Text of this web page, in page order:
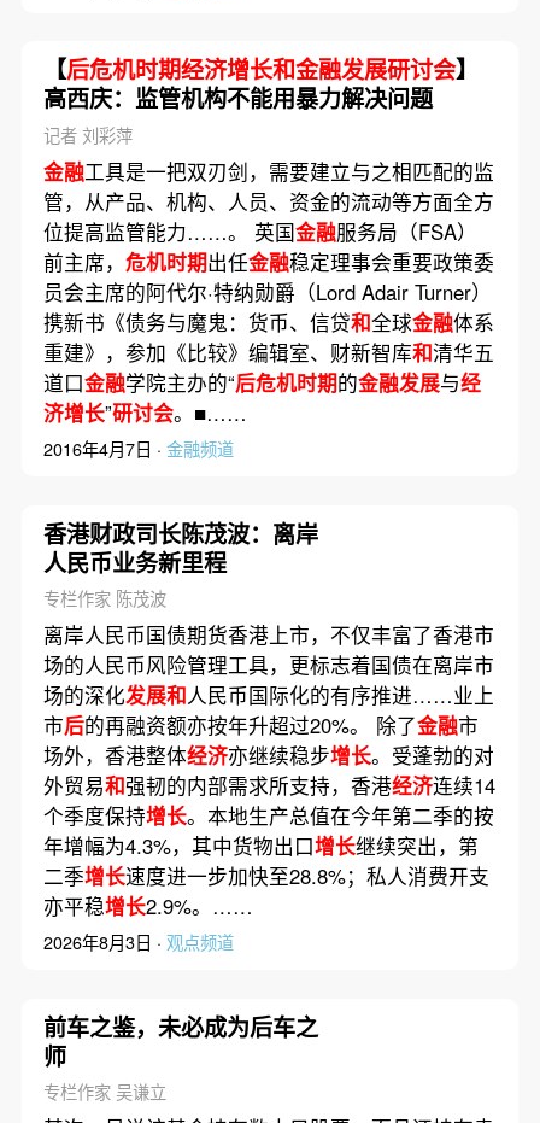
【后危机时期经济增长和金融发展研讨会】
高西庆：监管机构不能用暴力解决问题
记者 刘彩萍
金融工具是一把双刃剑，需要建立与之相匹配的监
管，从产品、机构、人员、资金的流动等方面全方
位提高监管能力……。 英国金融服务局（FSA）
前主席， 危机时期出任金融稳定理事会重要政策委
员会主席的阿代尔·特纳勋爵（Lord Adair Turner）
携新书《债务与魔鬼：货币、信贷和全球金融体系
重建》，参加《比较》编辑室、财新智库和清华五
道口金融学院主办的“后危机时期的金融发展与经
济增长”研讨会。■……
2016年4月7日 · 金融频道
香港财政司长陈茂波：离岸
人民币业务新里程
专栏作家 陈茂波
离岸人民币国债期货香港上市，不仅丰富了香港市
场的人民币风险管理工具，更标志着国债在离岸市
场的深化发展和人民币国际化的有序推进……业上
市后的再融资额亦按年升超过20%。 除了金融市
场外，香港整体经济亦继续稳步增长。受蓬勃的对
外贸易和强韧的内部需求所支持，香港经济连续14
个季度保持增长。本地生产总值在今年第二季的按
年增幅为4.3%，其中货物出口增长继续突出，第
二季增长速度进一步加快至28.8%；私人消费开支
亦平稳增长2.9%。……
2026年8月3日 · 观点频道
前车之鉴，未必成为后车之
师
专栏作家 吴谦立